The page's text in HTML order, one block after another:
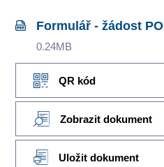
Formulář - žádost PO
0.24MB
QR kód
Zobrazit dokument
Uložit dokument